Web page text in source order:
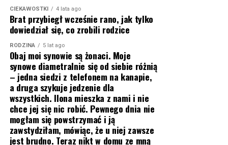
CIEKAWOSTKI 4 lata ago
Brat przybiegł wcześnie rano, jak tylko
dowiedział się, co zrobili rodzice
RODZINA 5 lat ago
Obaj moi synowie są żonaci. Moje
synowe diametralnie się od siebie różnią
– jedna siedzi z telefonem na kanapie,
a druga szykuje jedzenie dla
wszystkich. Ilona mieszka z nami i nie
chce jej się nic robić. Pewnego dnia nie
mogłam się powstrzymać i ją
zawstydziłam, mówiąc, że u niej zawsze
jest brudno. Teraz nikt w domu ze mną